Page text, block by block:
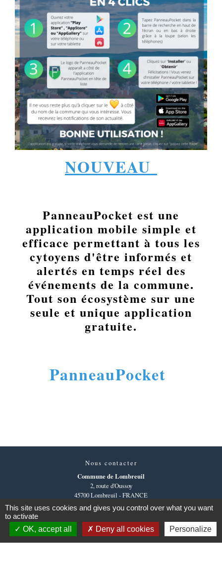
NOUVEAU
PanneauPocket est une
application mobile simple et
efficace permettant à tous les
cytoyens d'être informés et
alertés en temps réel des
événements de la commune.
Tout son écosystème sur une
seule et unique application
gratuite.
PanneauPocket
Nous contacter
Commune de Lombreuil
2, route d'Oussoy
45700 Lombreuil - FRANCE
+33 2 38 96 26 26
This site uses cookies and gives you control over what you want
to activate
OK, accept all
Deny all cookies Personalize